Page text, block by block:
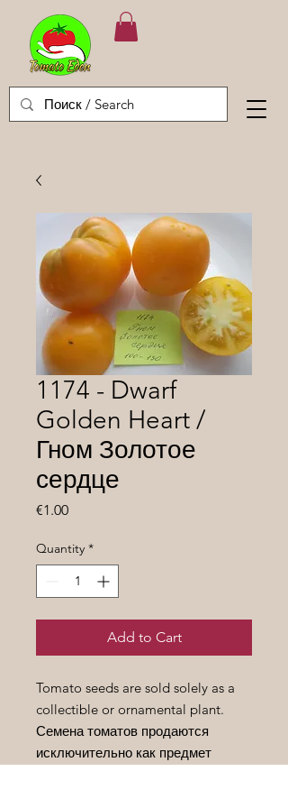
1174 - Dwarf
Golden Heart /
Гном Золотое
сердце
€1.00Price
Quantity *
Add to Cart
Tomato seeds are sold solely as a
collectible or ornamental plant.
Семена томатов продаются
исключительно как предмет